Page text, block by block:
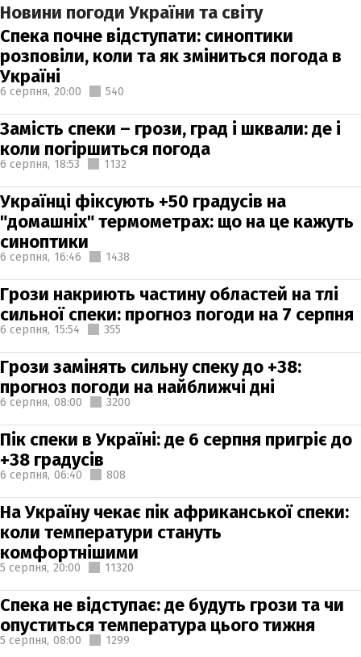
Новини погоди України та світу
Спека почне відступати: синоптики
розповіли, коли та як зміниться погода в
Україні
6 серпня, 20:00 540
Замість спеки – грози, град і шквали: де і
коли погіршиться погода
6 серпня, 18:53 1132
Українці фіксують +50 градусів на
"домашніх" термометрах: що на це кажуть
синоптики
6 серпня, 16:46 1438
Грози накриють частину областей на тлі
сильної спеки: прогноз погоди на 7 серпня
6 серпня, 15:54 355
Грози замінять сильну спеку до +38:
прогноз погоди на найближчі дні
6 серпня, 08:00 3200
Пік спеки в Україні: де 6 серпня пригріє до
+38 градусів
6 серпня, 06:40 808
На Україну чекає пік африканської спеки:
коли температури стануть
комфортнішими
5 серпня, 20:00 11320
Спека не відступає: де будуть грози та чи
опуститься температура цього тижня
5 серпня, 08:00 1299